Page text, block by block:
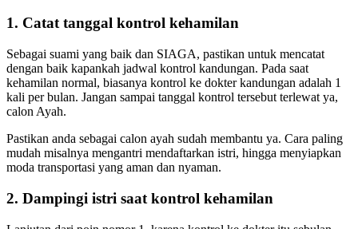
1. Catat tanggal kontrol kehamilan
Sebagai suami yang baik dan SIAGA, pastikan untuk mencatat
dengan baik kapankah jadwal kontrol kandungan. Pada saat
kehamilan normal, biasanya kontrol ke dokter kandungan adalah 1
kali per bulan. Jangan sampai tanggal kontrol tersebut terlewat ya,
calon Ayah.
Pastikan anda sebagai calon ayah sudah membantu ya. Cara paling
mudah misalnya mengantri mendaftarkan istri, hingga menyiapkan
moda transportasi yang aman dan nyaman.
2. Dampingi istri saat kontrol kehamilan